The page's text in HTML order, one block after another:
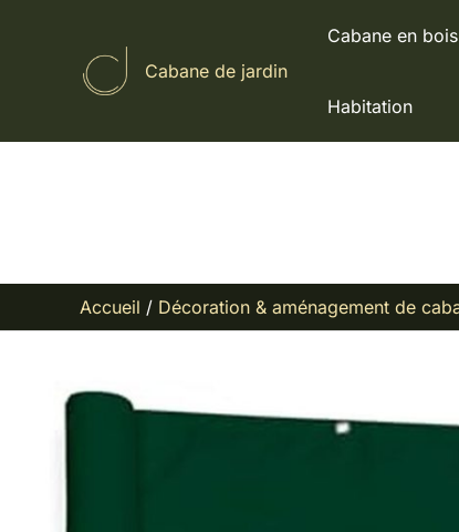
Cabane de jardin
Cabane en bois
Habitation
Accueil Décoration & aménagement de